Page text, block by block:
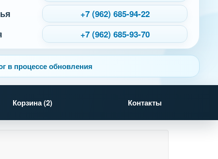
+7 (962) 685-94-22
+7 (962) 685-93-70
в процессе обновления
Корзина (2) Контакты